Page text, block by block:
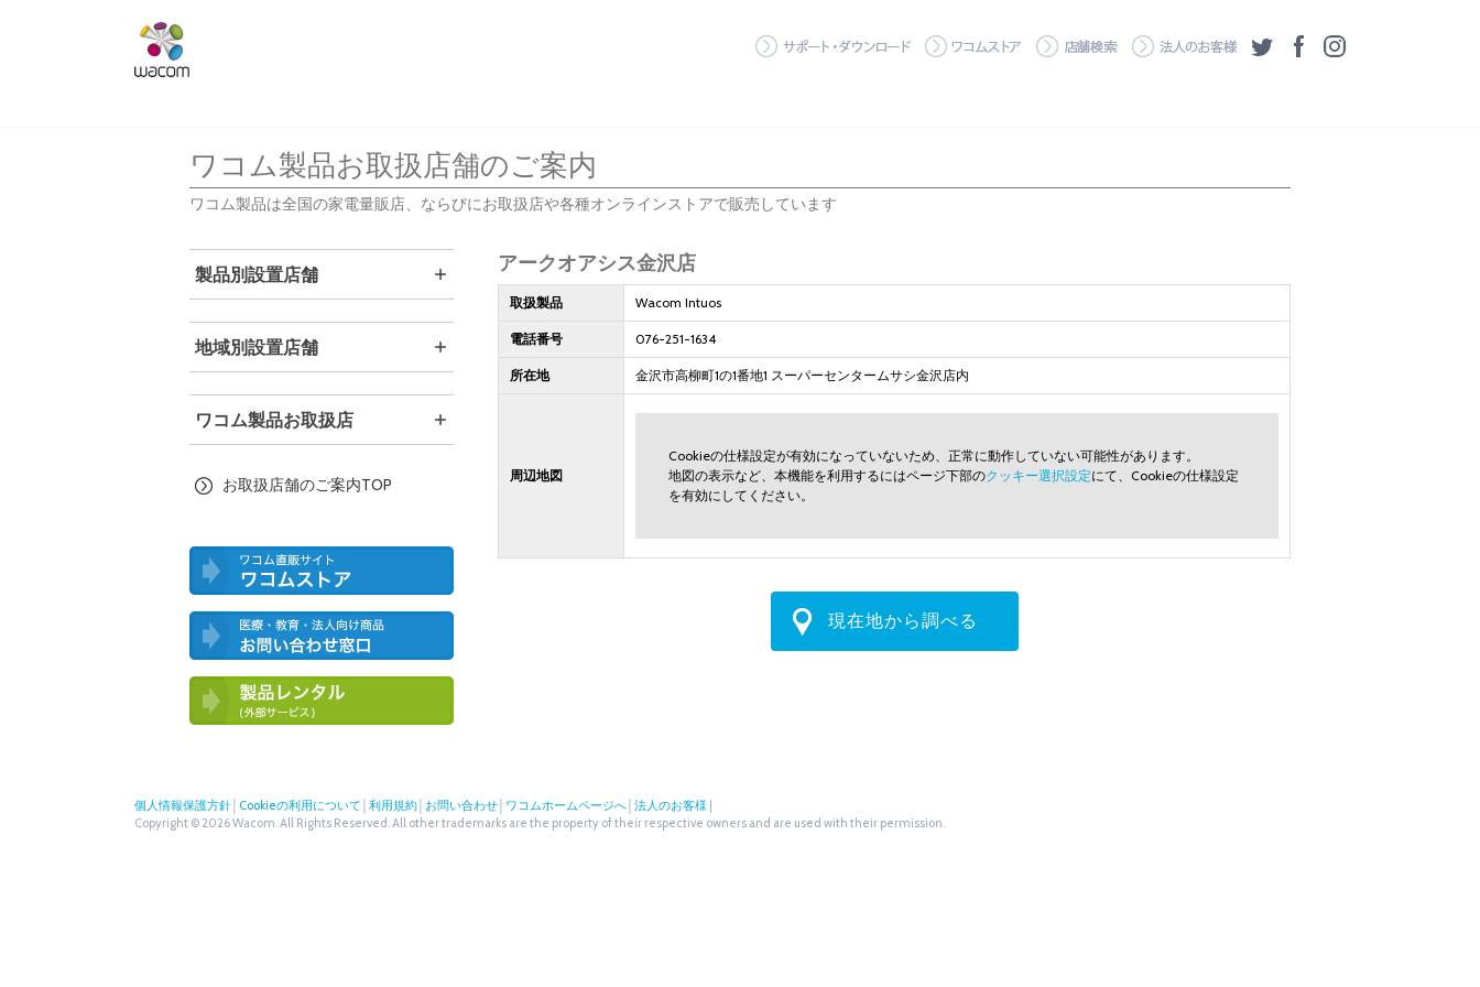
サポート・ダウンロード
ワコムストア 店舗検索 法人のお客様
ツイッターフェイスブック
ワコム製品お取扱店舗のご案内
ワコム製品は全国の家電量販店、ならびにお取扱店や各種オンラインストアで販売しています
アークオアシス金沢店
取扱製品 Wacom Intuos
電話番号 076-251-1634
所在地 金沢市高柳町1の1番地1 スーパーセンタームサシ金沢店内
周辺地図
Cookieの仕様設定が有効になっていないため、正常に動作していない可能性があります。
地図の表示など、本機能を利用するにはページ下部のクッキー選択設定にて、Cookieの仕様設定
を有効にしてください。
現在地から調べる
製品別設置店舗
地域別設置店舗
ワコム製品お取扱店
お取扱店舗のご案内TOP
わせ窓口
個人情報保護方針 Cookieの利用について 利用規約 お問い合わせ ワコムホームページへ 法人のお客様
Copyright © 2026 Wacom. All Rights Reserved. All other trademarks are the property of their respective owners and are used with their permission.